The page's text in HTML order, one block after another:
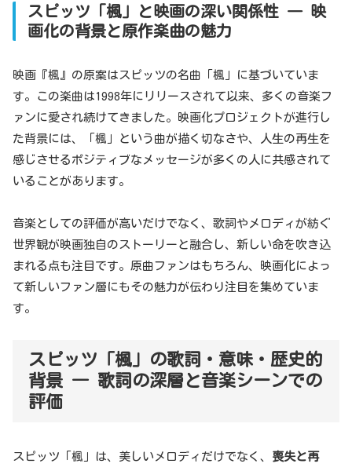
スピッツ「楓」と映画の深い関係性 ― 映
画化の背景と原作楽曲の魅力
映画『楓』の原案はスピッツの名曲「楓」に基づいていま
す。この楽曲は1998年にリリースされて以来、多くの音楽フ
ァンに愛され続けてきました。映画化プロジェクトが進行し
た背景には、「楓」という曲が描く切なさや、人生の再生を
感じさせるポジティブなメッセージが多くの人に共感されて
いることがあります。
音楽としての評価が高いだけでなく、歌詞やメロディが紡ぐ
世界観が映画独自のストーリーと融合し、新しい命を吹き込
まれる点も注目です。原曲ファンはもちろん、映画化によっ
て新しいファン層にもその魅力が伝わり注目を集めていま
す。
スピッツ「楓」の歌詞・意味・歴史的
背景 ― 歌詞の深層と音楽シーンでの
評価
スピッツ「楓」は、美しいメロディだけでなく、 喪失と再